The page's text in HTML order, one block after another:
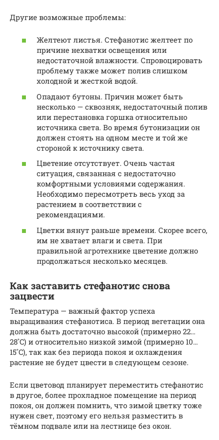
Другие возможные проблемы:
Желтеют листья. Стефанотис желтеет по
причине нехватки освещения или
недостаточной влажности. Спровоцировать
проблему также может полив слишком
холодной и жесткой водой.
Опадают бутоны. Причин может быть
несколько — сквозняк, недостаточный полив
или перестановка горшка относительно
источника света. Во время бутонизации он
должен стоять на одном месте и той же
стороной к источнику света.
Цветение отсутствует. Очень частая
ситуация, связанная с недостаточно
комфортными условиями содержания.
Необходимо пересмотреть весь уход за
растением в соответствии с
рекомендациями.
Цветки вянут раньше времени. Скорее всего,
им не хватает влаги и света. При
правильной агротехнике цветение должно
продолжаться несколько месяцев.
Как заставить стефанотис снова
зацвести
Температура — важный фактор успеха
выращивания стефанотиса. В период вегетации она
должна быть достаточно высокой (примерно 22…
28˚C) и относительно низкой зимой (примерно 10…
15˚C), так как без периода покоя и охлаждения
растение не будет цвести в следующем сезоне.
Если цветовод планирует переместить стефанотис
в другое, более прохладное помещение на период
покоя, он должен помнить, что зимой цветку тоже
нужен свет, поэтому его нельзя разместить в
тёмном подвале или на лестнице без окон.